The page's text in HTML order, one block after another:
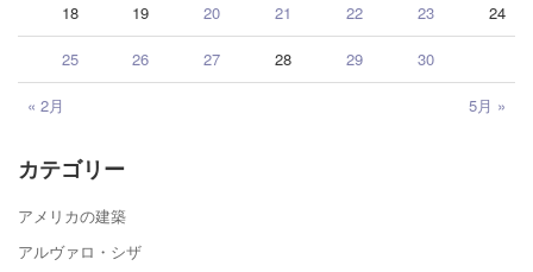
« 2月 5月 »
18 19 20 21 22 23 24
25 26 27 28 29 30
カテゴリー
アメリカの建築
アルヴァロ・シザ